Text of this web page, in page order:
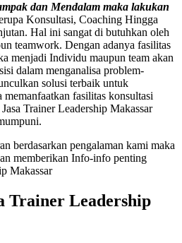
dan Mendalam maka lakukan
Konsultasi, Coaching Hingga
Hal ini sangat di butuhkan oleh
teamwork. Dengan adanya fasilitas
menjadi Individu maupun team akan
dalam menganalisa problem-
solusi terbaik untuk
memanfaatkan fasilitas konsultasi
Trainer Leadership Makassar
berdasarkan pengalaman kami maka
memberikan Info-info penting
Makassar
Trainer Leadership